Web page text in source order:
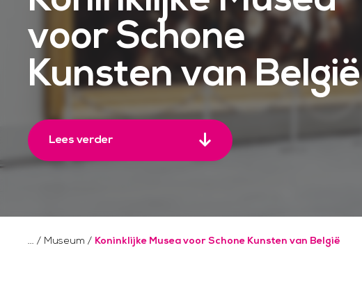
voor Schone
Kunsten van België
Lees verder
/ Museum / Koninklijke Musea voor Schone Kunsten van België